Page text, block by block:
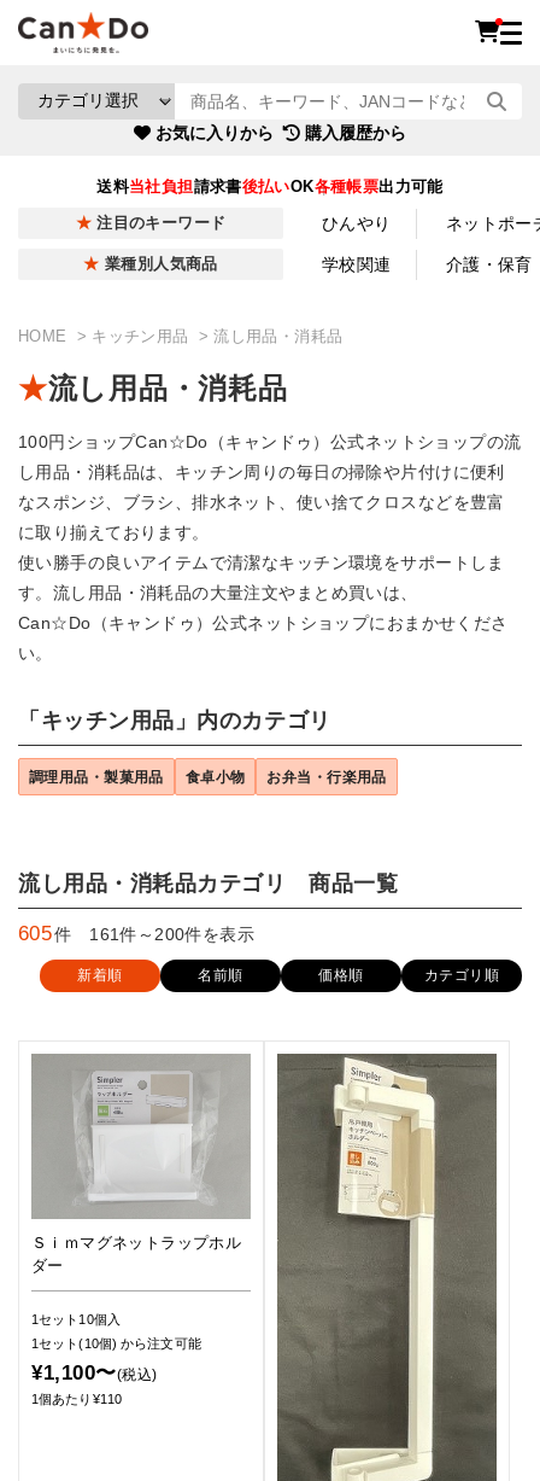
お気に入りから 購入履歴から
送料当社負担請求書後払いOK各種帳票出力可能
注目のキーワード ひんやり ネットポー
業種別人気商品 学校関連 介護・保育
HOME キッチン用品 流し用品・消耗品
流し用品・消耗品
100円ショップCan☆Do（キャンドゥ）公式ネットショップの流
し用品・消耗品は、キッチン周りの毎日の掃除や片付けに便利
なスポンジ、ブラシ、排水ネット、使い捨てクロスなどを豊富
に取り揃えております。
使い勝手の良いアイテムで清潔なキッチン環境をサポートしま
す。流し用品・消耗品の大量注文やまとめ買いは、
Can☆Do（キャンドゥ）公式ネットショップにおまかせくださ
い。
「キッチン用品」内のカテゴリ
調理用品・製菓用品 食卓小物 お弁当・行楽用品
流し用品・消耗品カテゴリ 商品一覧
605件 161件～200件を表示
新着順 名前順 価格順 カテゴリ順
Ｓｉｍマグネットラップホル
ダー
1セット10個入
1セット(10個)から注文可能
¥1,100〜(税込)
1個あたり¥110